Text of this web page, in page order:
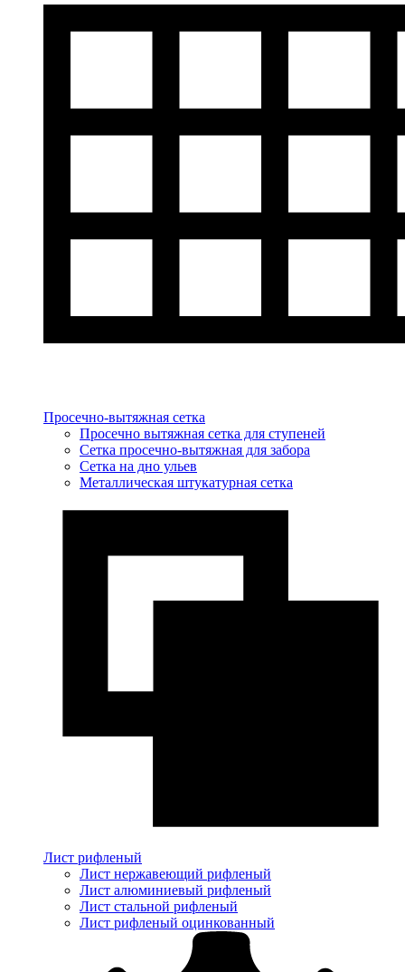
Просечно-вытяжная сетка
Просечно вытяжная сетка для ступеней
Сетка просечно-вытяжная для забора
Сетка на дно ульев
Металлическая штукатурная сетка
Лист рифленый
Лист нержавеющий рифленый
Лист алюминиевый рифленый
Лист стальной рифленый
Лист рифленый оцинкованный